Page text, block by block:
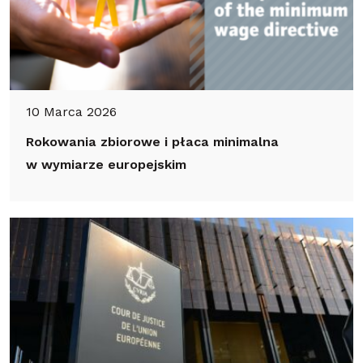
10 Marca 2026
Rokowania zbiorowe i płaca minimalna
w wymiarze europejskim